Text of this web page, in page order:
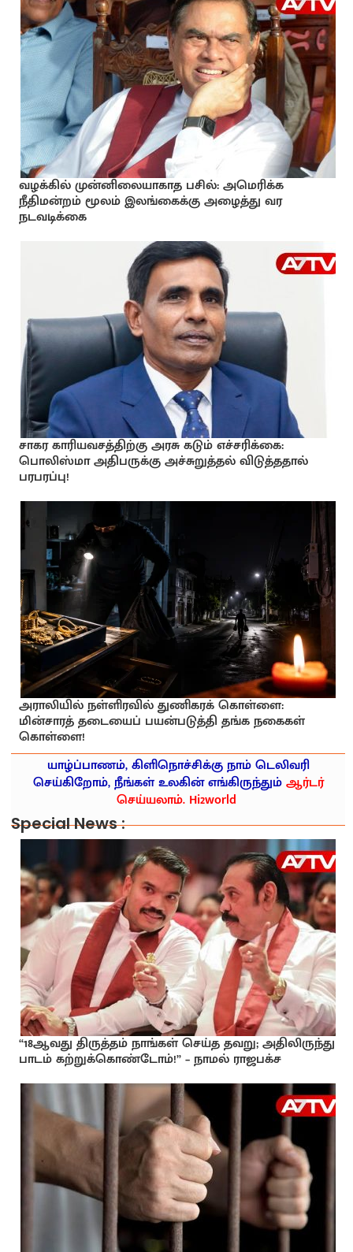
வழக்கில் முன்னிலையாகாத பசில்: அமெரிக்க
நீதிமன்றம் மூலம் இலங்கைக்கு அழைத்து வர
நடவடிக்கை
சாகர காரியவசத்திற்கு அரசு கடும் எச்சரிக்கை:
பொலிஸ்மா அதிபருக்கு அச்சுறுத்தல் விடுத்ததால்
பரபரப்பு!
அராலியில் நள்ளிரவில் துணிகரக் கொள்ளை:
மின்சாரத் தடையைப் பயன்படுத்தி தங்க நகைகள்
கொள்ளை!
யாழ்ப்பாணம், கிளிநொச்சிக்கு நாம் டெலிவரி
செய்கிறோம், நீங்கள் உலகின் எங்கிருந்தும்ஆர்டர்
செய்யலாம். Hi2world
Special News :
“18ஆவது திருத்தம் நாங்கள் செய்த தவறு; அதிலிருந்து
பாடம் கற்றுக்கொண்டோம்!” – நாமல் ராஜபக்ச